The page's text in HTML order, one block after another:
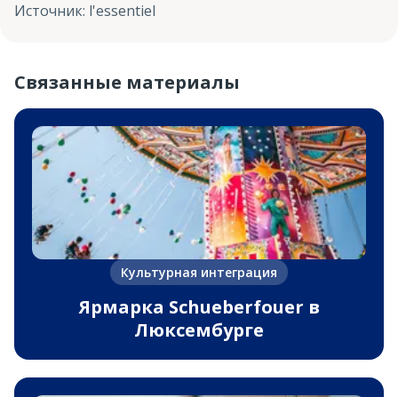
Источник: l'essentiel
Связанные материалы
Культурная интеграция
Ярмарка Schueberfouer в
Люксембурге